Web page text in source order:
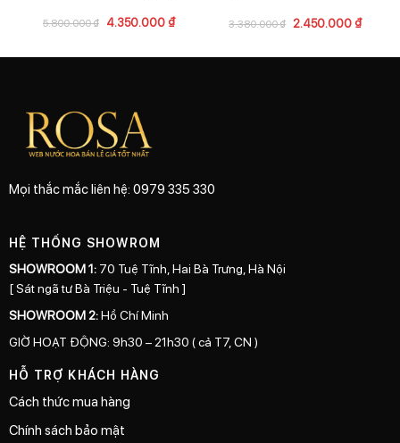
5.800.000₫ 4.350.000 ₫ 3.380.000₫ 2.450.000 ₫
Mọi thắc mắc liên hệ: 0979 335 330
HỆ THỐNG SHOWROM
SHOWROOM 1: 70 Tuệ Tĩnh, Hai Bà Trưng, Hà Nội
[ Sát ngã tư Bà Triệu - Tuệ Tĩnh ]
SHOWROOM 2:Hồ Chí Minh
GIỜ HOẠT ĐỘNG: 9h30 – 21h30 ( cả T7, CN )
HỖ TRỢ KHÁCH HÀNG
Cách thức mua hàng
Chính sách bảo mật